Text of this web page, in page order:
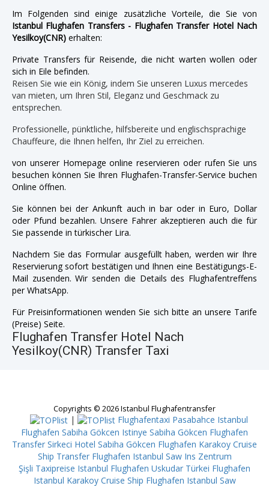
Im Folgenden sind einige zusätzliche Vorteile, die Sie von
Istanbul Flughafen Transfers - Flughafen Transfer Hotel Nach
Yesilkoy(CNR) erhalten:
Private Transfers für Reisende, die nicht warten wollen oder
sich in Eile befinden.
Reisen Sie wie ein König, indem Sie unseren Luxus mercedes
van mieten, um Ihren Stil, Eleganz und Geschmack zu
entsprechen.
Professionelle, pünktliche, hilfsbereite und englischsprachige
Chauffeure, die Ihnen helfen, Ihr Ziel zu erreichen.
von unserer Homepage online reservieren oder rufen Sie uns
besuchen können Sie Ihren Flughafen-Transfer-Service buchen
Online öffnen.
Sie können bei der Ankunft auch in bar oder in Euro, Dollar
oder Pfund bezahlen. Unsere Fahrer akzeptieren auch die für
Sie passende in türkischer Lira.
Nachdem Sie das Formular ausgefüllt haben, werden wir Ihre
Reservierung sofort bestätigen und Ihnen eine Bestätigungs-E-
Mail zusenden. Wir senden die Details des Flughafentreffens
per WhatsApp.
Für Preisinformationen wenden Sie sich bitte an unsere Tarife
(Preise) Seite.
Flughafen Transfer Hotel Nach
Yesilkoy(CNR) Transfer Taxi
Copyrights © 2026 Istanbul Flughafentransfer
| Flughafentaxi Pasabahce Istanbul
Flughafen Sabiha Gökcen Istinye Sabiha Gökcen Flughafen
Transfer Sirkeci Hotel Sabiha Gökcen Flughafen Karakoy Cruise
Ship Transfer Flughafen Istanbul Saw Ins Zentrum
Şişli Taxipreise Istanbul Flughafen Uskudar Türkei Flughafen
Istanbul Karakoy Cruise Ship Flughafen Istanbul Saw